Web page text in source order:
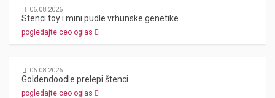
06.08.2026
Stenci toy i mini pudle vrhunske genetike
pogledajte ceo oglas
06.08.2026
Goldendoodle prelepi štenci
pogledajte ceo oglas